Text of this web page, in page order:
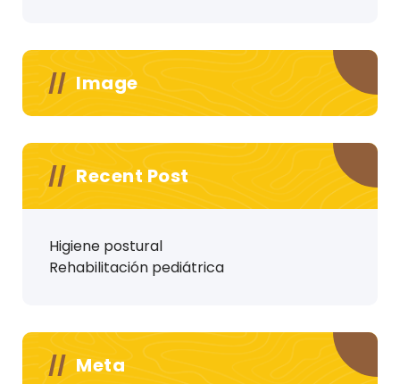
Image
Recent Post
Higiene postural
Rehabilitación pediátrica
Meta